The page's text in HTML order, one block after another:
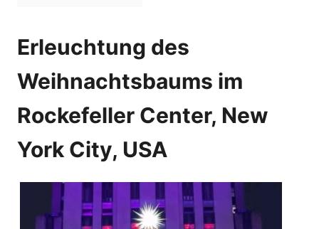
Erleuchtung des
Weihnachtsbaums im
Rockefeller Center, New
York City, USA